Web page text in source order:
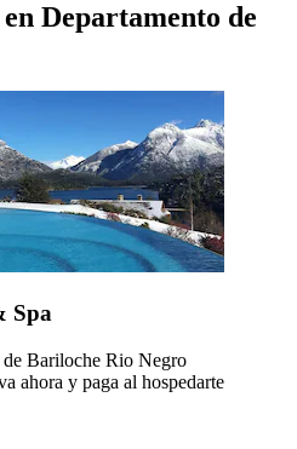
Departamento de
Spa
Bariloche Rio Negro
ahora y paga al hospedarte